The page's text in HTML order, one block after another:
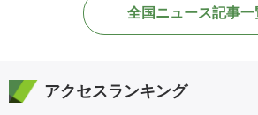
全国ニュース記事一
アクセスランキング